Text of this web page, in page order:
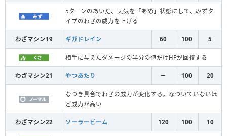
5ターンのあいだ、天気を「あめ」状態にして、みずタ
イプのわざの威力を上げる
わざマシン19 ギガドレイン 60 100 5
相手に与えたダメージの半分の値だけHPが回復する
わざマシン21 やつあたり － 100 20
なつき具合でわざの威力が変化する。なついていないほ
ど威力が高い
わざマシン22 ソーラービーム 120 100 10